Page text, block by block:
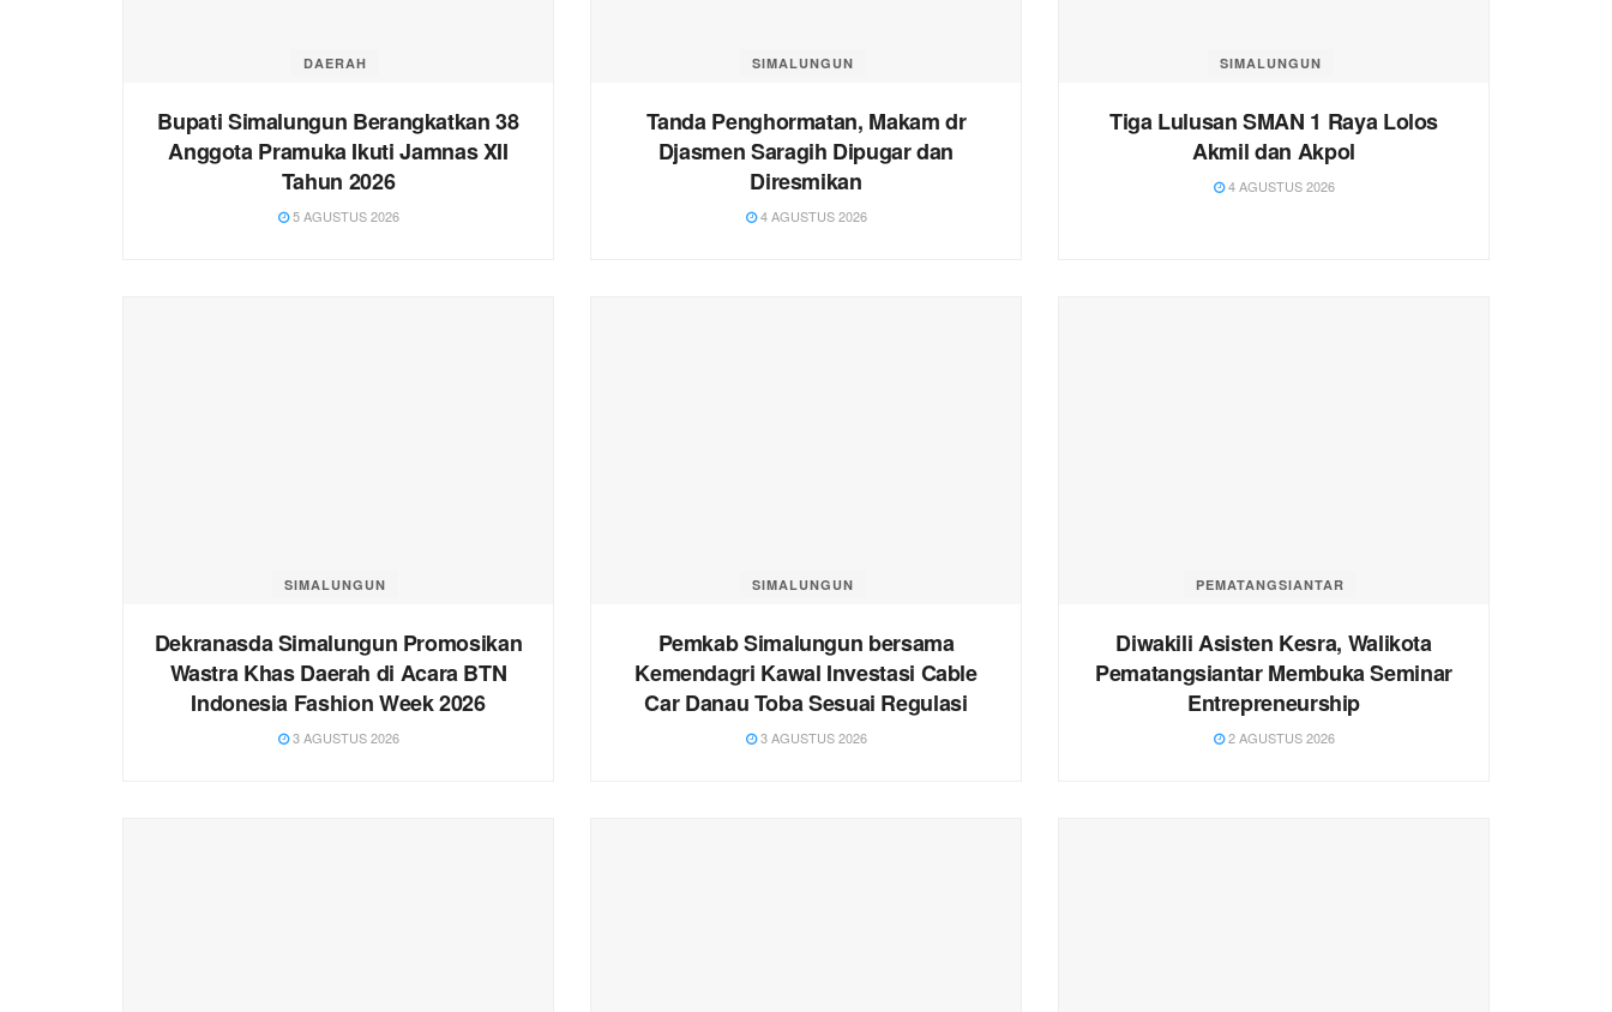
DAERAH
Bupati Simalungun Berangkatkan 38
Anggota Pramuka Ikuti Jamnas XII
Tahun 2026
5 AGUSTUS 2026
SIMALUNGUN
Tanda Penghormatan, Makam dr
Djasmen Saragih Dipugar dan
Diresmikan
4 AGUSTUS 2026
SIMALUNGUN
Tiga Lulusan SMAN 1 Raya Lolos
Akmil dan Akpol
4 AGUSTUS 2026
SIMALUNGUN
Dekranasda Simalungun Promosikan
Wastra Khas Daerah di Acara BTN
Indonesia Fashion Week 2026
3 AGUSTUS 2026
SIMALUNGUN
Pemkab Simalungun bersama
Kemendagri Kawal Investasi Cable
Car Danau Toba Sesuai Regulasi
3 AGUSTUS 2026
PEMATANGSIANTAR
Diwakili Asisten Kesra, Walikota
Pematangsiantar Membuka Seminar
Entrepreneurship
2 AGUSTUS 2026